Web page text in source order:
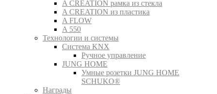
A CREATION рамка из стекла
A CREATION из пластика
A FLOW
A 550
Технологии и системы
Система KNX
Ручное управление
JUNG HOME
Умные розетки JUNG HOME
SCHUKO®
Награды